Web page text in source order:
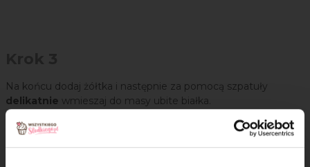
Na końcu dodaj żółtka i następnie za pomocą szpatuły
delikatnie wmieszaj do masy ubite białka.